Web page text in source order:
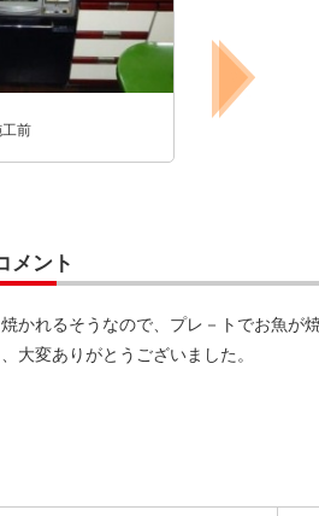
前
メント
かれるそうなので、プレ－トでお魚が
大変ありがとうございました。